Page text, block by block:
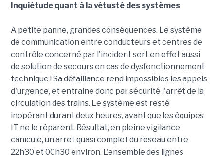
Inquiétude quant à la vétusté des systèmes
A petite panne, grandes conséquences. Le système
de communication entre conducteurs et centres de
contrôle concerné par l'incident sert en effet aussi
de solution de secours en cas de dysfonctionnement
technique ! Sa défaillance rend impossibles les appels
d'urgence, et entraine donc par sécurité l'arrêt de la
circulation des trains. Le système est resté
inopérant durant deux heures, avant que les équipes
IT ne le réparent. Résultat, en pleine vigilance
canicule, un arrêt quasi complet du réseau entre
22h30 et 00h30 environ. L'ensemble des lignes